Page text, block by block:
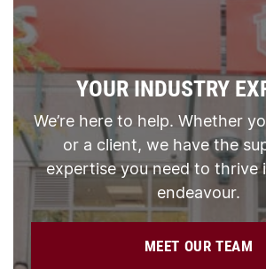
YOUR INDUSTRY
We’re here to help. Whether
or a client, we have the
expertise you need to thrive
endeavour.
MEET OUR TEAM